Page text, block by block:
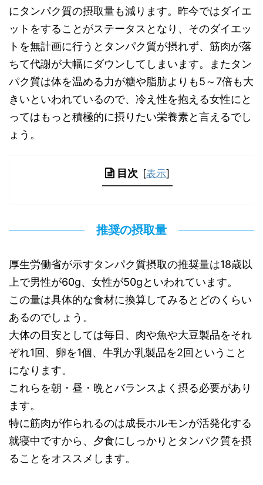
にタンパク質の摂取量も減ります。昨今ではダイエ
ットをすることがステータスとなり、そのダイエッ
トを無計画に行うとタンパク質が摂れず、筋肉が落
ちて代謝が大幅にダウンしてしまいます。またタン
パク質は体を温める力が糖や脂肪よりも5～7倍も大
きいといわれているので、冷え性を抱える女性にと
ってはもっと積極的に摂りたい栄養素と言えるでし
ょう。
目次 [表示]
推奨の摂取量
厚生労働省が示すタンパク質摂取の推奨量は18歳以
上で男性が60g、女性が50gといわれています。
この量は具体的な食材に換算してみるとどのくらい
あるのでしょう。
大体の目安としては毎日、肉や魚や大豆製品をそれ
ぞれ1回、卵を1個、牛乳か乳製品を2回ということ
になります。
これらを朝・昼・晩とバランスよく摂る必要があり
ます。
特に筋肉が作られるのは成長ホルモンが活発化する
就寝中ですから、夕食にしっかりとタンパク質を摂
ることをオススメします。